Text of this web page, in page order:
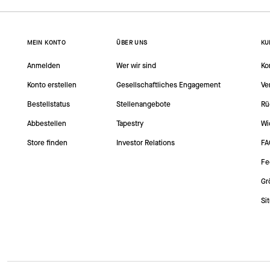
MEIN KONTO
Anmelden
Konto erstellen
Bestellstatus
Abbestellen
Store finden
ÜBER UNS
Wer wir sind
Gesellschaftliches Engagement
Stellenangebote
Tapestry
Investor Relations